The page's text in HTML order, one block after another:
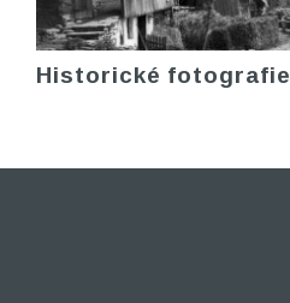
Historické fotografie